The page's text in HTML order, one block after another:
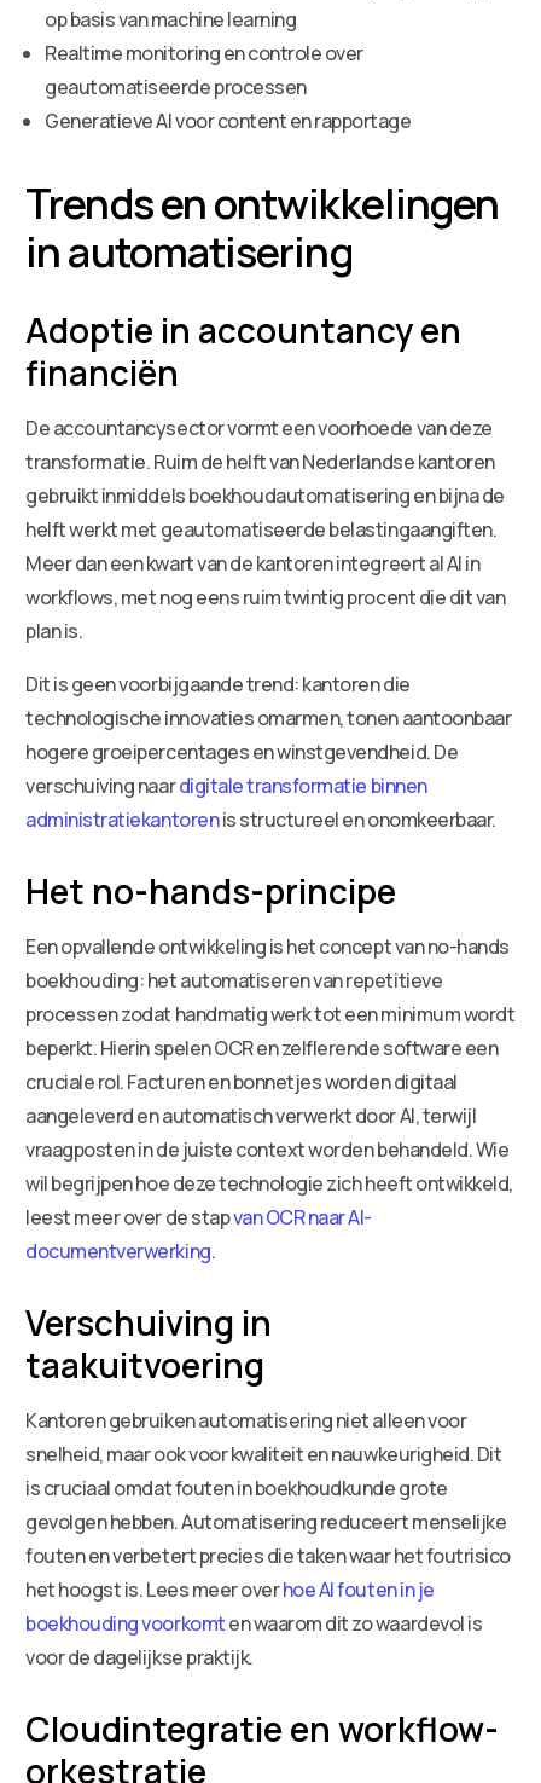
op basis van machine learning
Realtime monitoring en controle over
geautomatiseerde processen
Generatieve AI voor content en rapportage
Trends en ontwikkelingen
in automatisering
Adoptie in accountancy en
financiën
De accountancysector vormt een voorhoede van deze
transformatie. Ruim de helft van Nederlandse kantoren
gebruikt inmiddels boekhoudautomatisering en bijna de
helft werkt met geautomatiseerde belastingaangiften.
Meer dan een kwart van de kantoren integreert al AI in
workflows, met nog eens ruim twintig procent die dit van
plan is.
Dit is geen voorbijgaande trend: kantoren die
technologische innovaties omarmen, tonen aantoonbaar
hogere groeipercentages en winstgevendheid. De
verschuiving naardigitale transformatie binnen
administratiekantorenis structureel en onomkeerbaar.
Het no-hands-principe
Een opvallende ontwikkeling is het concept van no-hands
boekhouding: het automatiseren van repetitieve
processen zodat handmatig werk tot een minimum wordt
beperkt. Hierin spelen OCR en zelflerende software een
cruciale rol. Facturen en bonnetjes worden digitaal
aangeleverd en automatisch verwerkt door AI, terwijl
vraagposten in de juiste context worden behandeld. Wie
wil begrijpen hoe deze technologie zich heeft ontwikkeld,
leest meer over de stapvan OCR naar AI-
documentverwerking.
Verschuiving in
taakuitvoering
Kantoren gebruiken automatisering niet alleen voor
snelheid, maar ook voor kwaliteit en nauwkeurigheid. Dit
is cruciaal omdat fouten in boekhoudkunde grote
gevolgen hebben. Automatisering reduceert menselijke
fouten en verbetert precies die taken waar het foutrisico
het hoogst is. Lees meer overhoe AI fouten in je
boekhouding voorkomten waarom dit zo waardevol is
voor de dagelijkse praktijk.
Cloudintegratie en workflow-
orkestratie